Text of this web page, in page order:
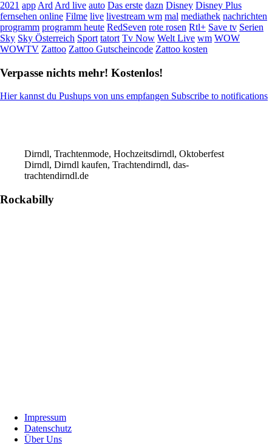
2021 app Ard Ard live auto Das erste dazn Disney Disney Plus
fernsehen online Filme live livestream wm mal mediathek nachrichten
programm programm heute RedSeven rote rosen Rtl+ Save tv Serien
Sky Sky Österreich Sport tatort Tv Now Welt Live wm WOW
WOWTV Zattoo Zattoo Gutscheincode Zattoo kosten
Verpasse nichts mehr! Kostenlos!
Hier kannst du Pushups von uns empfangen Subscribe to notifications
Dirndl, Trachtenmode, Hochzeitsdirndl, Oktoberfest
Dirndl, Dirndl kaufen, Trachtendirndl, das-
trachtendirndl.de
Rockabilly
FooterImpressum
Datenschutz
Über Uns